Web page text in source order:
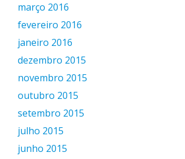
março 2016
fevereiro 2016
janeiro 2016
dezembro 2015
novembro 2015
outubro 2015
setembro 2015
julho 2015
junho 2015